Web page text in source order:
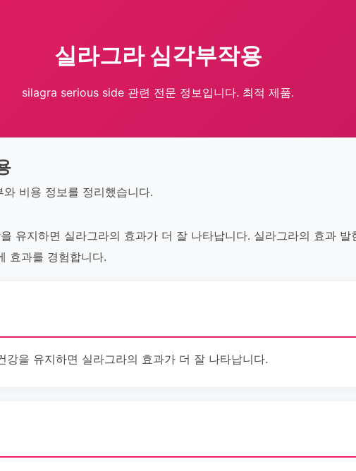
실라그라 심각부작용
silagra serious side 관련 전문 정보입니다. 최적 제품.
비용 정보를 정리했습니다.
유지하면 실라그라의 효과가 더 잘 나타납니다. 실라그라의 효과 발
효과를 경험합니다.
강을 유지하면 실라그라의 효과가 더 잘 나타납니다.